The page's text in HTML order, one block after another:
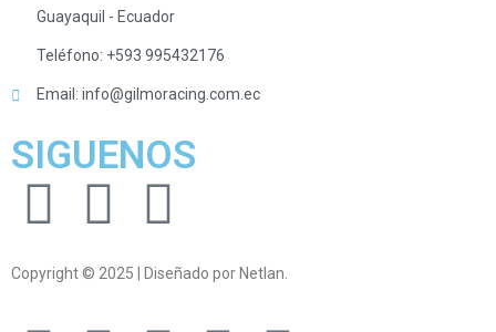
Guayaquil - Ecuador
Teléfono: +593 995432176
Email: info@gilmoracing.com.ec
SIGUENOS
Copyright © 2025 | Diseñado por Netlan.